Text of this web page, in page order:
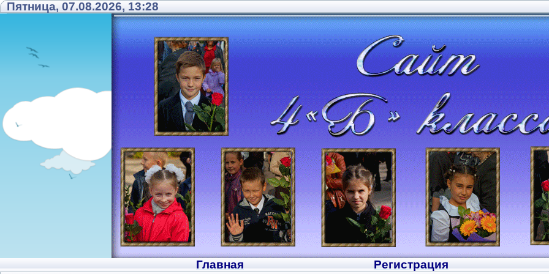
Пятница, 07.08.2026, 13:28
Главная Регистрация